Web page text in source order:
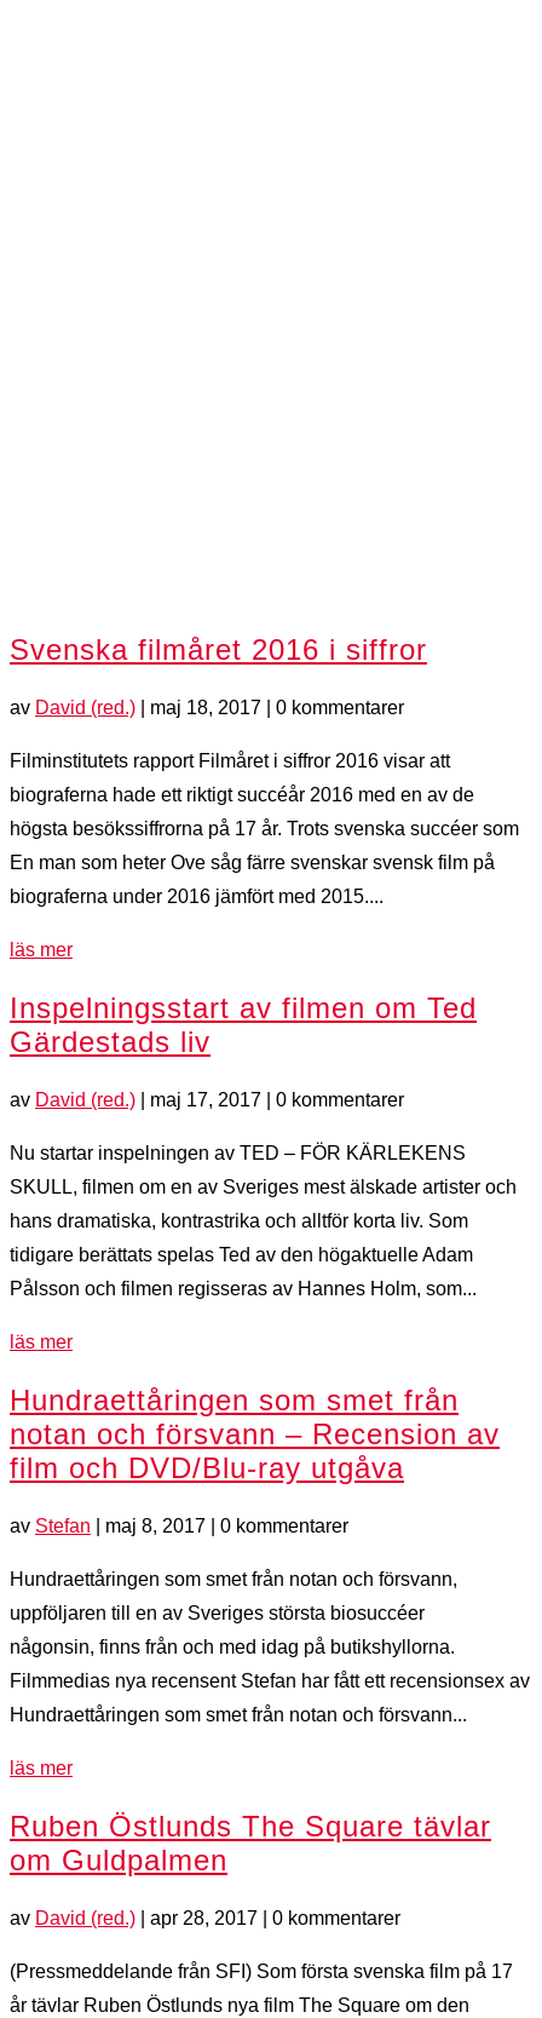
Svenska filmåret 2016 i siffror
av David (red.) maj 18, 2017 | 0 kommentarer
Filminstitutets rapport Filmåret i siffror 2016 visar att
biograferna hade ett riktigt succéår 2016 med en av de
högsta besökssiffrorna på 17 år. Trots svenska succéer som
En man som heter Ove såg färre svenskar svensk film på
biograferna under 2016 jämfört med 2015....
läs mer
Inspelningsstart av filmen om Ted
Gärdestads liv
av David (red.) maj 17, 2017 | 0 kommentarer
Nu startar inspelningen av TED – FÖR KÄRLEKENS
SKULL, filmen om en av Sveriges mest älskade artister och
hans dramatiska, kontrastrika och alltför korta liv. Som
tidigare berättats spelas Ted av den högaktuelle Adam
Pålsson och filmen regisseras av Hannes Holm, som...
läs mer
Hundraettåringen som smet från
notan och försvann – Recension av
film och DVD/Blu-ray utgåva
av Stefan maj 8, 2017 | 0 kommentarer
Hundraettåringen som smet från notan och försvann,
uppföljaren till en av Sveriges största biosuccéer
någonsin, finns från och med idag på butikshyllorna.
Filmmedias nya recensent Stefan har fått ett recensionsex av
Hundraettåringen som smet från notan och försvann...
läs mer
Ruben Östlunds The Square tävlar
om Guldpalmen
av David (red.) apr 28, 2017 | 0 kommentarer
(Pressmeddelande från SFI) Som första svenska film på 17
år tävlar Ruben Östlunds nya film The Square om den